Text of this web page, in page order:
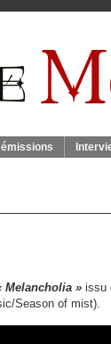
Melancholia » issu
Season of mist).